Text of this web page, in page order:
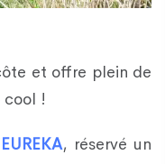
et offre plein de
cool !
EUREKA, réservé un